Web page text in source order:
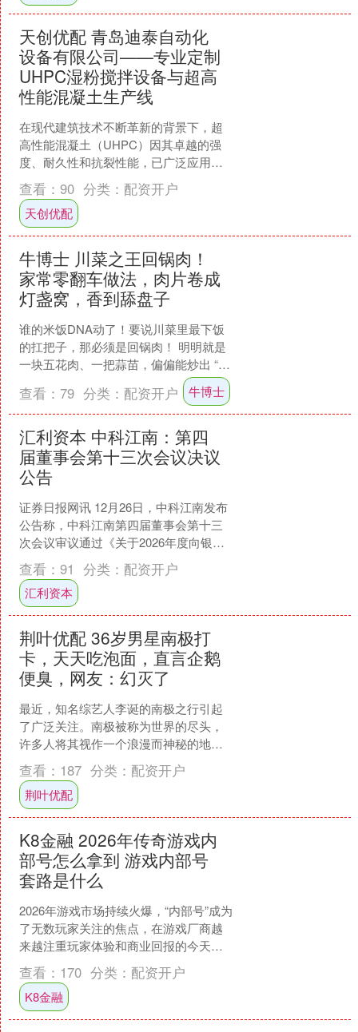
天创优配 青岛迪泰自动化
设备有限公司——专业定制
UHPC湿粉搅拌设备与超高
性能混凝土生产线
在现代建筑技术不断革新的背景下，超
高性能混凝土（UHPC）因其卓越的强
度、耐久性和抗裂性能，已广泛应用于
桥梁、高层建筑、轨道交通和预制构件
等领域。作为UHPC生....
查看： 90 分类： 配资开户
天创优配
牛博士 川菜之王回锅肉！
家常零翻车做法，肉片卷成
灯盏窝，香到舔盘子
谁的米饭DNA动了！要说川菜里最下饭
的扛把子，那必须是回锅肉！ 明明就是
一块五花肉、一把蒜苗，偏偏能炒出 “化
肥腻为醇香” 的神奇味道 — 肉片卷成金
黄的小灯盏....
查看： 79 分类： 配资开户 牛博士
汇利资本 中科江南：第四
届董事会第十三次会议决议
公告
证券日报网讯 12月26日，中科江南发布
公告称，中科江南第四届董事会第十三
次会议审议通过《关于2026年度向银行
申请综合授信的议案》等多项议案。....
查看： 91 分类： 配资开户
汇利资本
荆叶优配 36岁男星南极打
卡，天天吃泡面，直言企鹅
便臭，网友：幻灭了
最近，知名综艺人李诞的南极之行引起
了广泛关注。南极被称为世界的尽头，
许多人将其视作一个浪漫而神秘的地
方，冰雪覆盖的景象、独特的地理环境
和与家中宠物不同的企鹅，常....
查看： 187 分类： 配资开户
荆叶优配
K8金融 2026年传奇游戏内
部号怎么拿到 游戏内部号
套路是什么
2026年游戏市场持续火爆，“内部号”成为
了无数玩家关注的焦点，在游戏厂商越
来越注重玩家体验和商业回报的今天，
内部号的存在引发了广泛讨论——究竟
是游戏官方的真实....
查看： 170 分类： 配资开户
K8金融